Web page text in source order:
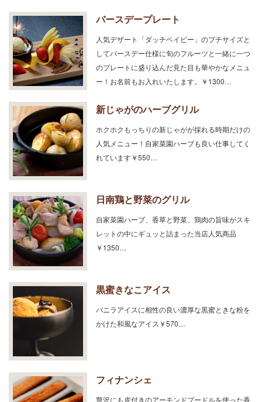
バースデープレート
人気デザート「ダッチベイビー」のプチサイズと
してバースデー仕様に旬のフルーツと一緒に一つ
のプレートに盛り込んだ見た目も華やかなメニュ
ー！お名前もお入れいたします。￥1300…
新じゃがのハーブグリル
ホクホクもっちりの新じゃがが採れる時期だけの
人気メニュー！自家菜園ハーブも良い仕事してく
れています￥550…
日南鶏と野菜のグリル
自家菜園ハーブ、香草と野菜、鶏肉の旨味がスキ
レットの中にギュッと詰まった当店人気商品
￥1350…
黒蜜きなこアイス
バニラアイスに相性の良い濃厚な黒蜜ときな粉を
かけた和風なアイス￥570…
フィナンシェ
贅沢にも皮付きのアーモンドプードルを使った香